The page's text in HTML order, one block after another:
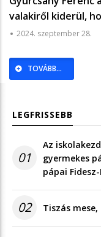
valakiről kiderül,
szemöldökömet
2024. szeptember 28.
TOVÁBB...
LEGFRISSEBB
01
Az
gyermekes
pápai
02 Tiszás